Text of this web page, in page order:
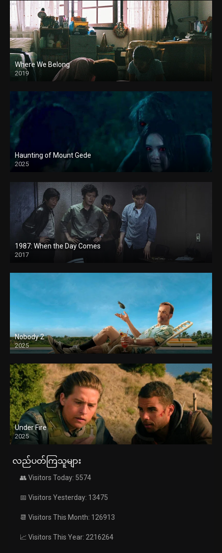
Where We Belong
2019
Haunting of Mount Gede
2025
1987: When the Day Comes
2017
Nobody 2
2025
Under Fire
2025
လည်ပတ်ကြသူများ
👥 Visitors Today: 5574
📅 Visitors Yesterday: 13475
📆 Visitors This Month: 126913
📈 Visitors This Year: 2216264